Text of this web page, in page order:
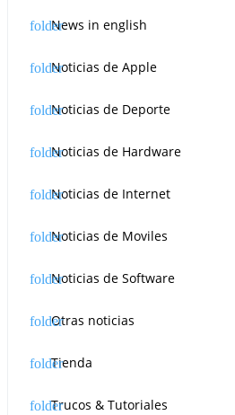
News in english
Noticias de Apple
Noticias de Deporte
Noticias de Hardware
Noticias de Internet
Noticias de Moviles
Noticias de Software
Otras noticias
Tienda
Trucos & Tutoriales